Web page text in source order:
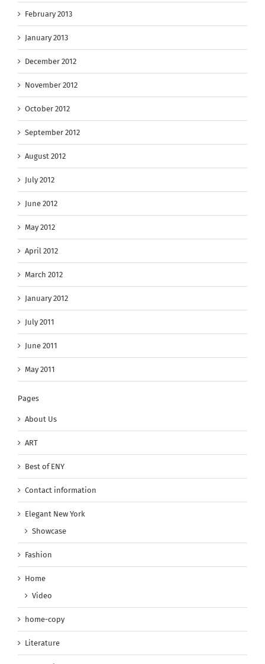
February 2013
January 2013
December 2012
November 2012
October 2012
September 2012
August 2012
July 2012
June 2012
May 2012
April 2012
March 2012
January 2012
July 2011
June 2011
May 2011
Pages
About Us
ART
Best of ENY
Contact information
Elegant New York
Showcase
Fashion
Home
Video
home-copy
Literature